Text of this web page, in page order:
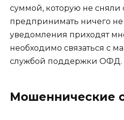
суммой, которую не сняли
предпринимать ничего не
уведомления приходят
необходимо связаться с
службой поддержки ОФД.
Мошеннические